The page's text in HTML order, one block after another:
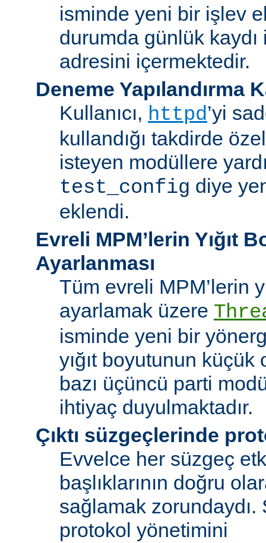
isminde yeni bir işlev
durumda günlük
adresini içermektedir.
Deneme Yapılandırma
Kullanıcı, httpd’yi
kullandığı takdirde
isteyen modüllere
test_config diye
eklendi.
Evreli MPM’lerin Yığıt
Ayarlanması
Tüm evreli MPM’lerin
ayarlamak üzere
isminde yeni bir
yığıt boyutunun
bazı üçüncü parti
ihtiyaç duyulmaktadır.
Çıktı süzgeçlerinde
Evvelce her süzgeç
başlıklarının doğru
sağlamak zorundaydı.
protokol yönetimini